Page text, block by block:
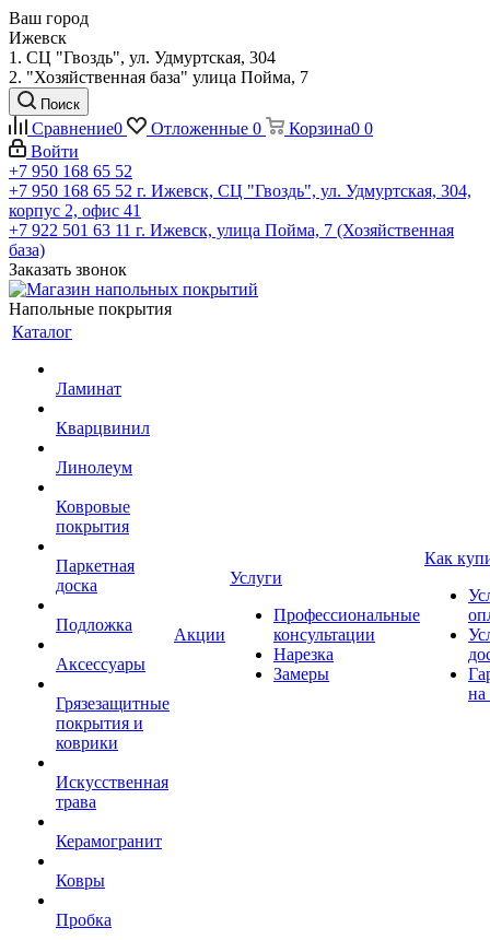
Ваш город
Ижевск
1. СЦ "Гвоздь", ул. Удмуртская, 304
2. "Хозяйственная база" улица Пойма, 7
Поиск
Сравнение0 Отложенные 0 Корзина0 0
Войти
+7 950 168 65 52
+7 950 168 65 52 г. Ижевск, СЦ "Гвоздь", ул. Удмуртская, 304,
корпус 2, офис 41
+7 922 501 63 11 г. Ижевск, улица Пойма, 7 (Хозяйственная
база)
Заказать звонок
Напольные покрытия
Каталог
Ламинат
Кварцвинил
Линолеум
Ковровые
покрытия
Паркетная
доска
Подложка
Аксессуары
Грязезащитные
покрытия и
коврики
Искусственная
трава
Керамогранит
Ковры
Пробка
Акции
Услуги
Профессиональные
консультации
Нарезка
Замеры
Как
на